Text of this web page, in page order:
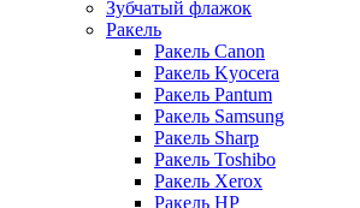
Зубчатый флажок
Ракель
Ракель Canon
Ракель Kyocera
Ракель Pantum
Ракель Samsung
Ракель Sharp
Ракель Toshibo
Ракель Xerox
Ракель НР